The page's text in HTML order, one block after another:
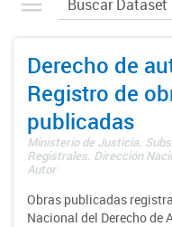
Derecho de
Registro de
publicadas
Ministerio de Justicia.
Registrales. Dirección
Autor
Obras publicadas
Nacional del Derecho de